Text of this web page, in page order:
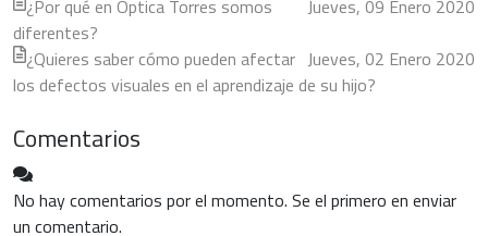
Jueves, 09 Enero 2020
¿Por qué en Óptica Torres somos
diferentes?
Jueves, 02 Enero 2020
¿Quieres saber cómo pueden afectar
los defectos visuales en el aprendizaje de su hijo?
Comentarios
No hay comentarios por el momento. Se el primero en enviar
un comentario.